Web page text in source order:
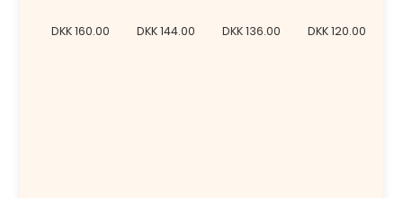
DKK160.00 DKK144.00 DKK136.00 DKK120.00